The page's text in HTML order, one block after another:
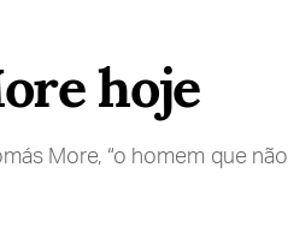
hoje
More, “o homem que não